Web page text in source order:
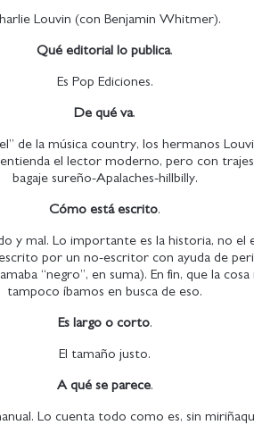
Louvin (con Benjamin Whitmer).
Qué editorial lo publica.
Es Pop Ediciones.
De qué va.
de la música country, los hermanos
el lector moderno, pero con
bagaje sureño-Apalaches-hillbilly.
Cómo está escrito.
y mal. Lo importante es la historia, no el
por un no-escritor con ayuda de
“negro”, en suma). En fin, que la
tampoco íbamos en busca de eso.
Es largo o corto.
El tamaño justo.
A qué se parece.
Lo cuenta todo como es, sin